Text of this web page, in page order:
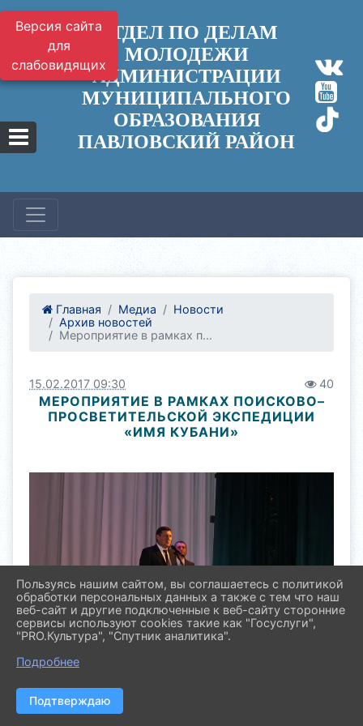
Версия сайта
для
слабовидящих
ОТДЕЛ ПО ДЕЛАМ
МОЛОДЕЖИ
АДМИНИСТРАЦИИ
МУНИЦИПАЛЬНОГО
ОБРАЗОВАНИЯ
ПАВЛОВСКИЙ РАЙОН
Главная Медиа
Новости
Архив новостей
Мероприятие в рамках п...
15.02.2017 09:30 40
МЕРОПРИЯТИЕ В РАМКАХ ПОИСКОВО–
ПРОСВЕТИТЕЛЬСКОЙ ЭКСПЕДИЦИИ
«ИМЯ КУБАНИ»
Пользуясь нашим сайтом, вы соглашаетесь с политикой
обработки персональных данных а также с тем что наш
веб-сайт и другие подключенные к веб-сайту сторонние
сервисы используют cookies такие как "Госуслуги",
"PRO.Культура", "Спутник аналитика".
Подробнее
Подтверждаю